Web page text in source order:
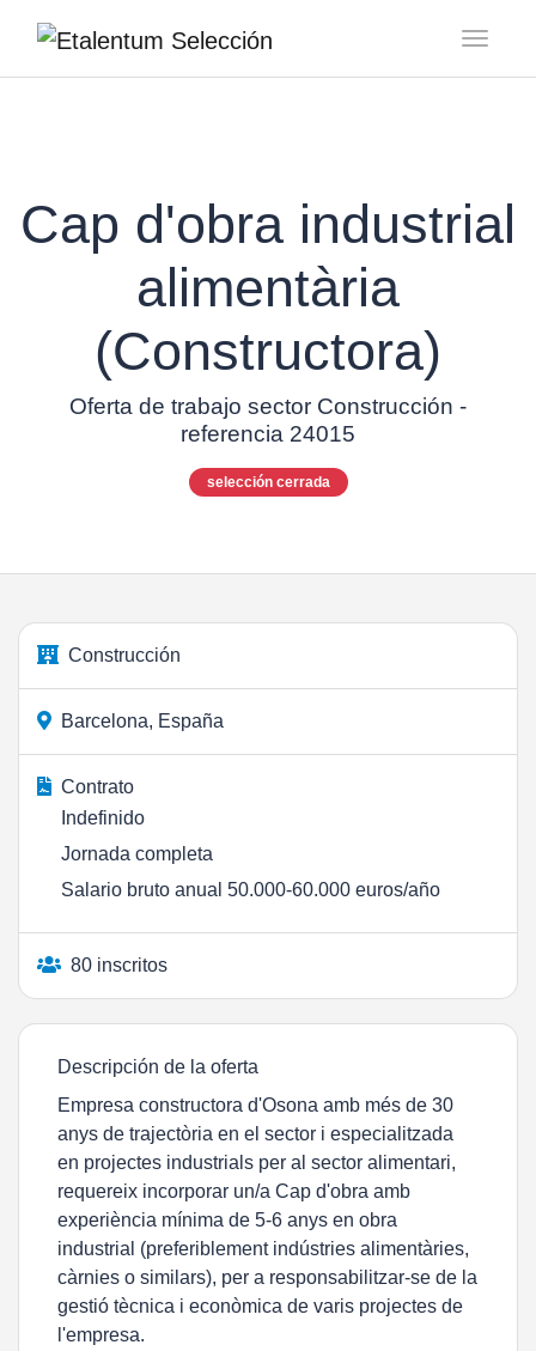
Cap d'obra industrial
alimentària
(Constructora)
Oferta de trabajo sector Construcción -
referencia 24015
selección cerrada
Construcción
Barcelona, España
Contrato
Indefinido
Jornada completa
Salario bruto anual 50.000-60.000 euros/año
80 inscritos
Descripción de la oferta
Empresa constructora d'Osona amb més de 30
anys de trajectòria en el sector i especialitzada
en projectes industrials per al sector alimentari,
requereix incorporar un/a Cap d'obra amb
experiència mínima de 5-6 anys en obra
industrial (preferiblement indústries alimentàries,
càrnies o similars), per a responsabilitzar-se de la
gestió tècnica i econòmica de varis projectes de
l'empresa.